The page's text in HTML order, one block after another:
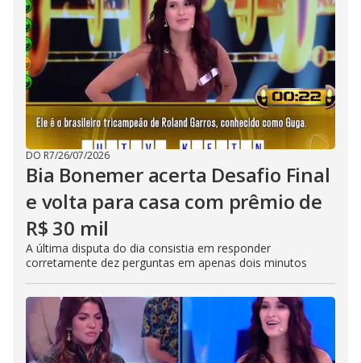
DO R7/26/07/2026
Bia Bonemer acerta Desafio Final
e volta para casa com prêmio de
R$ 30 mil
A última disputa do dia consistia em responder
corretamente dez perguntas em apenas dois minutos